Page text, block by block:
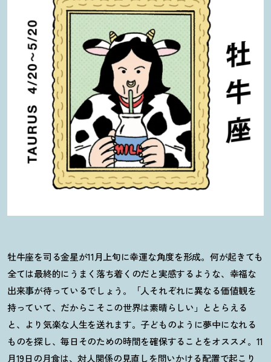
牡牛座を司る金星が11月上旬に幸運な角度を形成。何が起きても
全ては最終的にうまく落ち着くのだと実感するような、幸福な
出来事が待っているでしょう。「人それぞれに異なる価値観を
持っていて、だからこそこの世界は素晴らしい」ととらえる
と、より気楽な人生を送れます。子どものように夢中になれる
ものを探し、毎日そのための時間を確保することをオススメ。11
月19日の月食は、対人関係の見直しを問いかける配置で起こり